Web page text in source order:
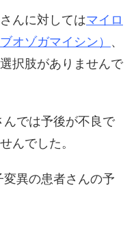
んに対してはマイロ
オゾガマイシン） 、
択肢がありませんで
では予後が不良で
んでした。
異の患者さんの予